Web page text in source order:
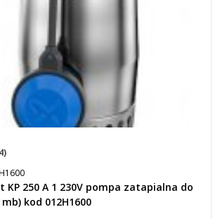
250 A 1 230V pompa zatapialna do
kod 012H1600